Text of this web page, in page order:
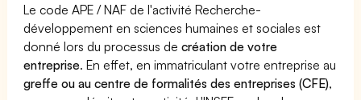
Le code APE / NAF de l'activité Recherche-
développement en sciences humaines et sociales est
donné lors du processus decréation de votre
entreprise. En effet, en immatriculant votre entreprise au
greffe ou au centre de formalités des entreprises (CFE),